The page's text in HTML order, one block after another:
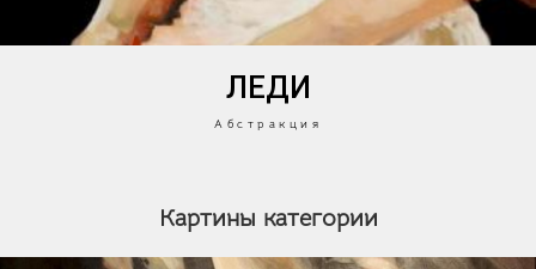
ЛЕДИ
Абстракция
Картины категории